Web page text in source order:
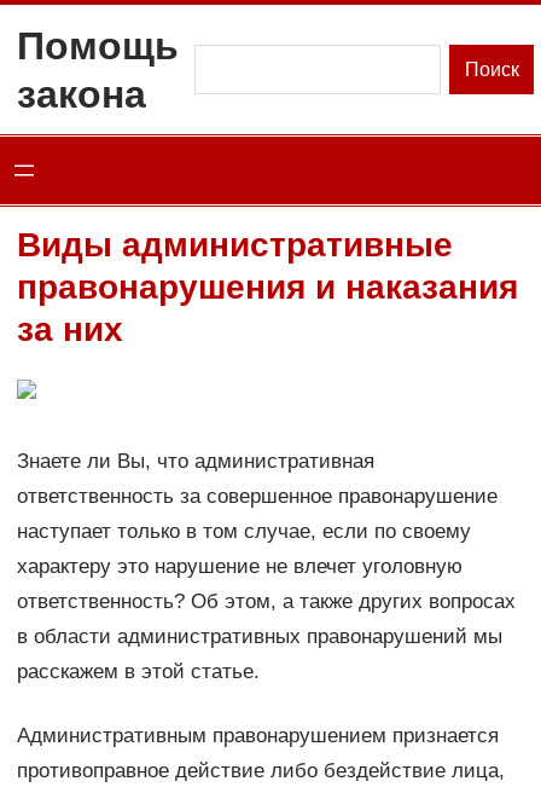
содержимому
Помощь
закона
Поиск
Виды административные
правонарушения и наказания
за них
Знаете ли Вы, что административная
ответственность за совершенное правонарушение
наступает только в том случае, если по своему
характеру это нарушение не влечет уголовную
ответственность? Об этом, а также других вопросах
в области административных правонарушений мы
расскажем в этой статье.
Административным правонарушением признается
противоправное действие либо бездействие лица,